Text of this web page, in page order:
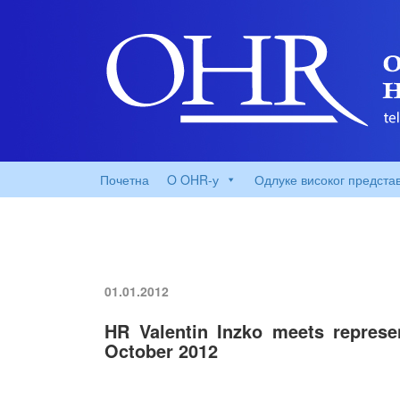
Почетна O OHR-у Одлуке високог
01.01.2012
HR Valentin Inzko meets
October 2012